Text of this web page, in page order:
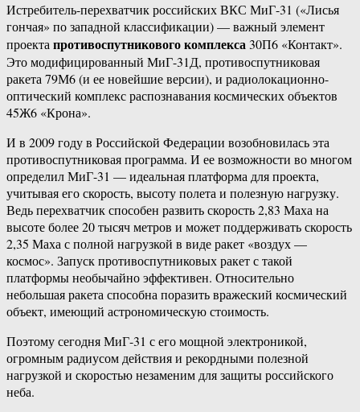
Истребитель-перехватчик российских ВКС МиГ-31 («Лисья
гончая» по западной классификации) — важный элемент
проектапротивоспутникового комплекса 30П6 «Контакт».
Это модифицированный МиГ-31Д, противоспутниковая
ракета 79М6 (и ее новейшие версии), и радиолокационно-
оптический комплекс распознавания космических объектов
45Ж6 «Крона».
И в 2009 году в Российской Федерации возобновилась эта
противоспутниковая программа. И ее возможности во многом
определил МиГ-31 — идеальная платформа для проекта,
учитывая его скорость, высоту полета и полезную нагрузку.
Ведь перехватчик способен развить скорость 2,83 Маха на
высоте более 20 тысяч метров и может поддерживать скорость
2,35 Маха с полной нагрузкой в виде ракет «воздух —
космос». Запуск противоспутниковых ракет с такой
платформы необычайно эффективен. Относительно
небольшая ракета способна поразить вражеский космический
объект, имеющий астрономическую стоимость.
Поэтому сегодня МиГ-31 с его мощной электроникой,
огромным радиусом действия и рекордными полезной
нагрузкой и скоростью незаменим для защиты российского
неба.